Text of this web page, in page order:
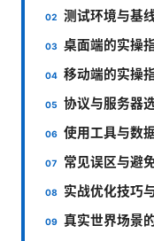
测试环境与基
桌面端的实操
移动端的实操
协议与服务器
使用工具与数
常见误区与避
实战优化技巧
真实世界场景